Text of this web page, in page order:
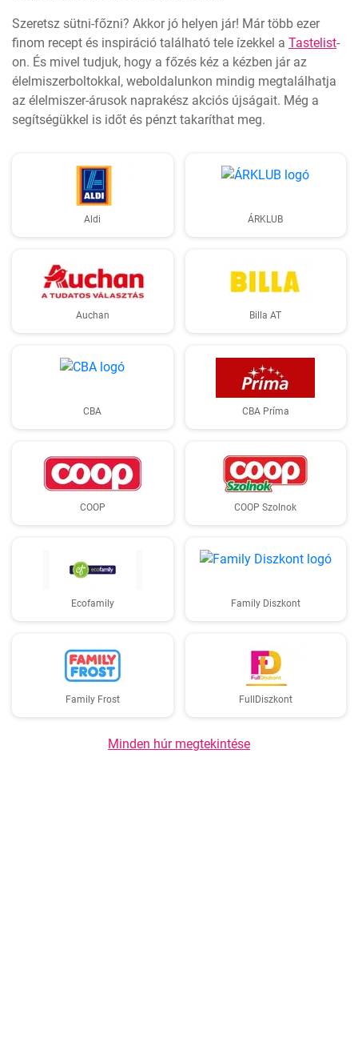
Szeretsz sütni-főzni? Akkor jó helyen jár! Már több ezer
finom recept és inspiráció található tele ízekkel a Tastelist-
on. És mivel tudjuk, hogy a főzés kéz a kézben jár az
élelmiszerboltokkal, weboldalunkon mindig megtalálhatja
az élelmiszer-árusok naprakész akciós újságait. Még a
segítségükkel is időt és pénzt takaríthat meg.
Aldi ÁRKLUB
Auchan Billa AT
CBA CBA Príma
COOP COOP Szolnok
Ecofamily Family Diszkont
Family Frost FullDiszkont
Minden húr megtekintése